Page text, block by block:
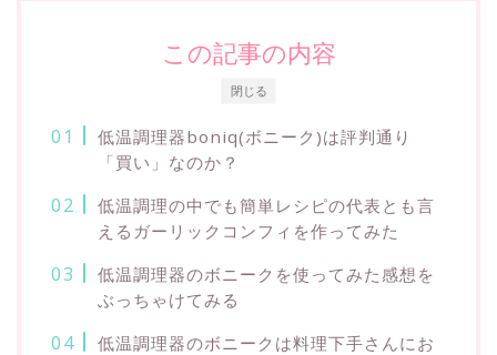
閉じる
この記事の内容
低温調理器boniq(ボニーク)は評判通り
「買い」なのか？
低温調理の中でも簡単レシピの代表とも言
えるガーリックコンフィを作ってみた
低温調理器のボニークを使ってみた感想を
ぶっちゃけてみる
低温調理器のボニークは料理下手さんにお